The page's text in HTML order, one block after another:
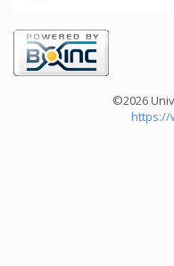
©2026
https://